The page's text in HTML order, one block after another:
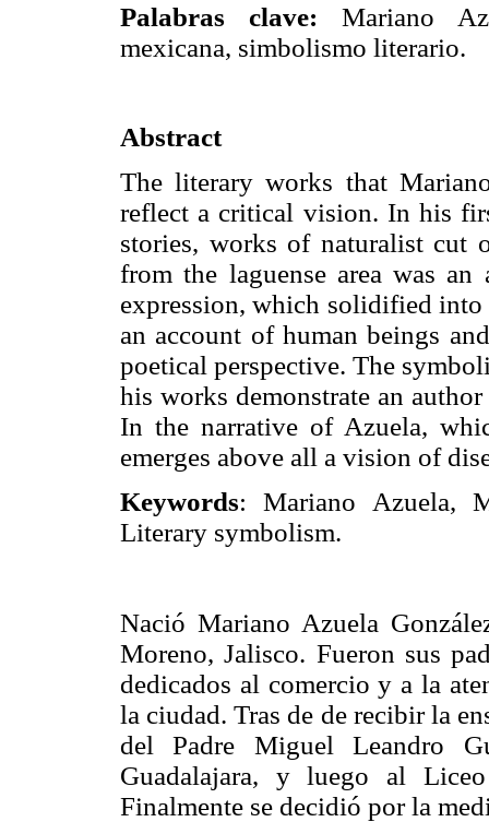
Palabras clave: Mariano
mexicana, simbolismo literario.
Abstract
The literary works that
reflect a critical vision. In his
stories, works of naturalist cut
from the laguense area was
expression, which solidified
an account of human beings
poetical perspective. The
his works demonstrate an
In the narrative of Azuela,
emerges above all a vision of
Keywords: Mariano Azuela,
Literary symbolism.
Nació Mariano Azuela
Moreno, Jalisco. Fueron sus
dedicados al comercio y a la
la ciudad. Tras de de recibir la
del Padre Miguel Leandro
Guadalajara, y luego al
Finalmente se decidió por la